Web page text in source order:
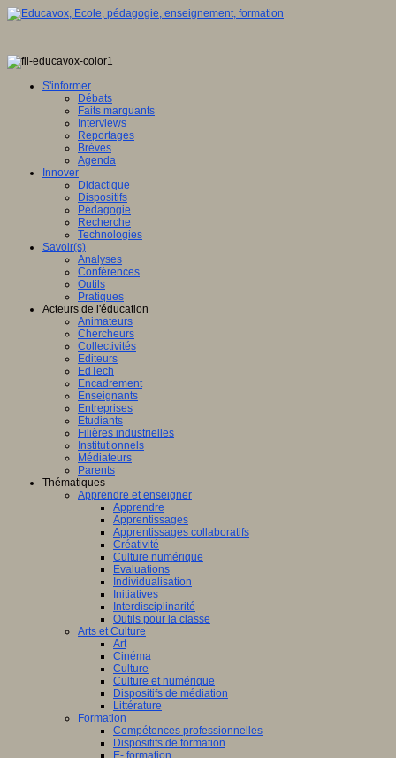
S'informer
Débats
Faits marquants
Interviews
Reportages
Brèves
Agenda
Innover
Didactique
Dispositifs
Pédagogie
Recherche
Technologies
Savoir(s)
Analyses
Conférences
Outils
Pratiques
Acteurs de l'éducation
Animateurs
Chercheurs
Collectivités
Editeurs
EdTech
Encadrement
Enseignants
Entreprises
Etudiants
Filières industrielles
Institutionnels
Médiateurs
Parents
Thématiques
Apprendre et enseigner
Apprendre
Apprentissages
Apprentissages collaboratifs
Créativité
Culture numérique
Evaluations
Individualisation
Initiatives
Interdisciplinarité
Outils pour la classe
Arts et Culture
Art
Cinéma
Culture
Culture et numérique
Dispositifs de médiation
Littérature
Formation
Compétences professionnelles
Dispositifs de formation
E- formation